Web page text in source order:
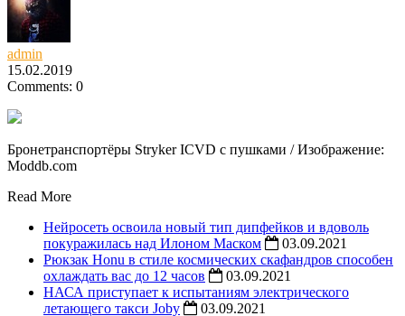
admin
15.02.2019
Comments: 0
Бронетранспортёры Stryker ICVD с пушками / Изображение:
Moddb.com
Read More
Нейросеть освоила новый тип дипфейков и вдоволь
покуражилась над Илоном Маском
03.09.2021
Рюкзак Honu в стиле космических скафандров способен
охлаждать вас до 12 часов
03.09.2021
НАСА приступает к испытаниям электрического
летающего такси Joby
03.09.2021